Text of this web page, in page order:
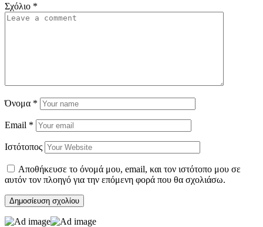
Σχόλιο *
Όνομα *
Email *
Ιστότοπος
Αποθήκευσε το όνομά μου, email, και τον ιστότοπο μου σε
αυτόν τον πλοηγό για την επόμενη φορά που θα σχολιάσω.